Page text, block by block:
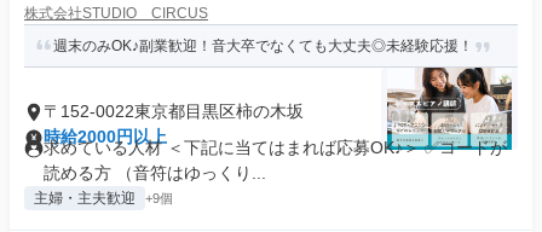
株式会社STUDIO CIRCUS
週末のみOK♪副業歓迎！音大卒でなくても大丈夫◎未経験応援！
〒152-0022東京都目黒区柿の木坂
時給2000円以上
求めている人材 ＜下記に当てはまれば応募OK♪＞ ✅コードが
読める方 （音符はゆっくり...
主婦・主夫歓迎 +9個